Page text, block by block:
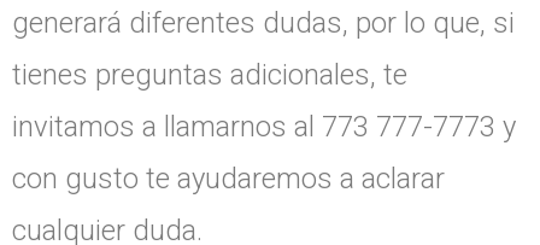
generará diferentes dudas, por lo que, si
tienes preguntas adicionales, te
invitamos a llamarnos al 773 777-7773 y
con gusto te ayudaremos a aclarar
cualquier duda.